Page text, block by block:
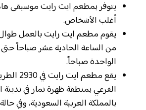
يتوفر بمطعم ايت رايت موسيقى
أغلب الأشخاص.
يقوم مطعم ايت رايت بالعمل طوال
من الساعة الحادية عشر صباحاً
الواحدة صباحاً.
يقع مطعم
بالمملكة العربية السعودية، وفي